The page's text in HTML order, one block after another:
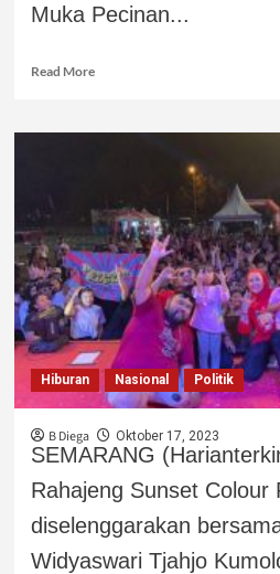
Muka Pecinan...
Read More
Hiburan Nasional Politik
B Diega Oktober 17, 2023
SEMARANG
Rahajeng Sunset Colour
diselenggarakan
Widyaswari Tjahjo